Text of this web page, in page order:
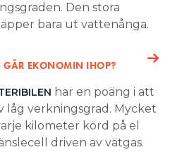
Den stora
bara ut vattenånga.
GÅR EKONOMIN IHOP?
har en poäng i att
låg verkningsgrad. Mycket
kilometer körd på el
driven av vätgas.